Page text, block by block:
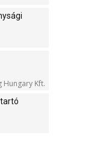
Hungary Kft.